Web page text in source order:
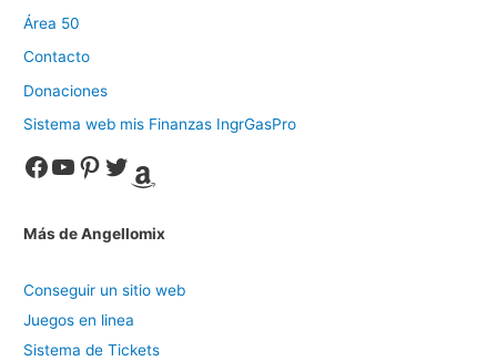
Área 50
Contacto
Donaciones
Sistema web mis Finanzas IngrGasPro
Facebook YouTube Pinterest Twitter Amazon
Más de Angellomix
Conseguir un sitio web
Juegos en linea
Sistema de Tickets